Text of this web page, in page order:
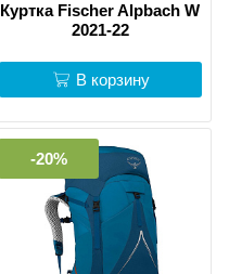
Куртка Fischer Alpbach W
2021-22
В корзину
-20%